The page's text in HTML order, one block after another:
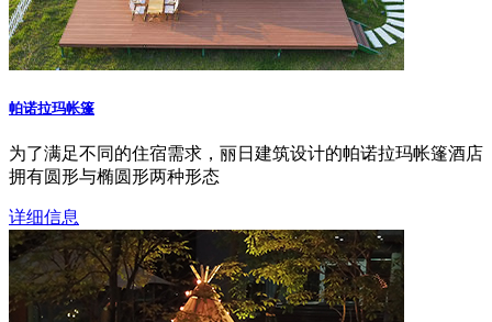
帕诺拉玛帐篷
为了满足不同的住宿需求，丽日建筑设计的帕诺拉玛帐篷酒店
拥有圆形与椭圆形两种形态
详细信息